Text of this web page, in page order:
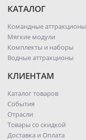
КАТАЛОГ
Командные аттракционы
Мягкие модули
Комплекты и наборы
Водные аттракционы
КЛИЕНТАМ
Каталог товаров
События
Отрасли
Товары со скидкой
Доставка и Оплата